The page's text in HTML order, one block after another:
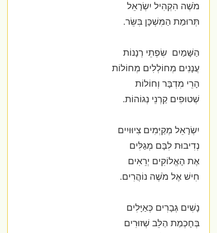
מֹשֶׁה הִקְהִיל יִשְׂרָאֵל
תְּרוּמַת הַמִּשְׁכָּן בִּשֵּׂר.
הַשָּׁמַיִם שִׂפְתֵי רְנָנוֹת
עֲנָנִים מְחוֹלְלִים מְחוֹלוֹת
הָרֵי מִדְבָּר וְחוֹלוֹת
שְׁטוּפִים קַרְנֵי נְגוֹהוֹת.
יִשְׂרָאֵל מְקַיְּמִים צִיוּוּיִים
נְדִיבוּת לִבָּם מְגַלִּים
אֶת הָאֱלוֹקִים יְרֵאִים
חִישׁ אֶל מֹשֶׁה נוֹהֲרִים.
נָשִׁים גְּבָרִים כְּאַיָּלִים
בְּחָכְמַת הַלֵּב שְׁזוּרִים